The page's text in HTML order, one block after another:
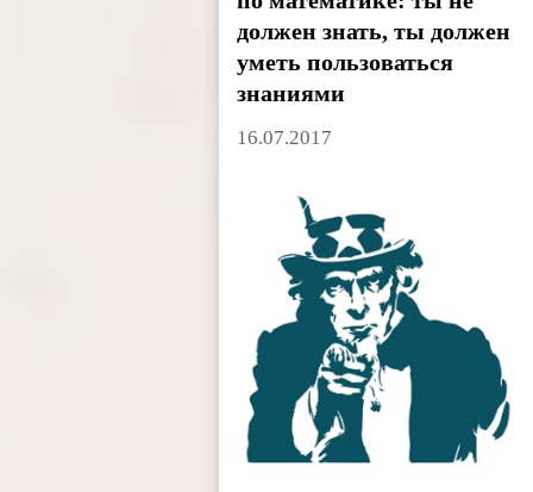
должен знать, ты должен
уметь пользоваться
знаниями
16.07.2017